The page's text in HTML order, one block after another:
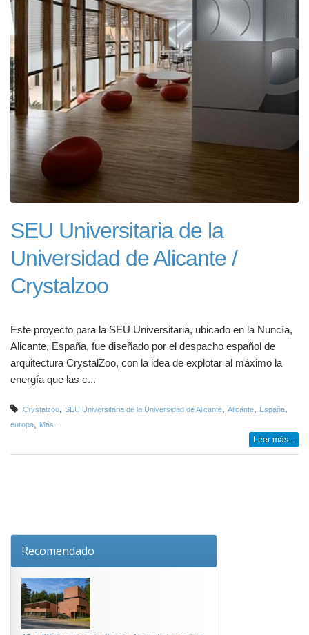
SEU Universitaria de la
Universidad de Alicante /
Crystalzoo
Este proyecto para la SEU Universitaria, ubicado en la Nuncía,
Alicante, España, fue diseñado por el despacho español de
arquitectura CrystalZoo, con la idea de explotar al máximo la
energía que las c...
Crystalzoo, SEU Universitaria de la Universidad de Alicante, Alicante, España,
europa, Más...
Leer más...
Recomendado